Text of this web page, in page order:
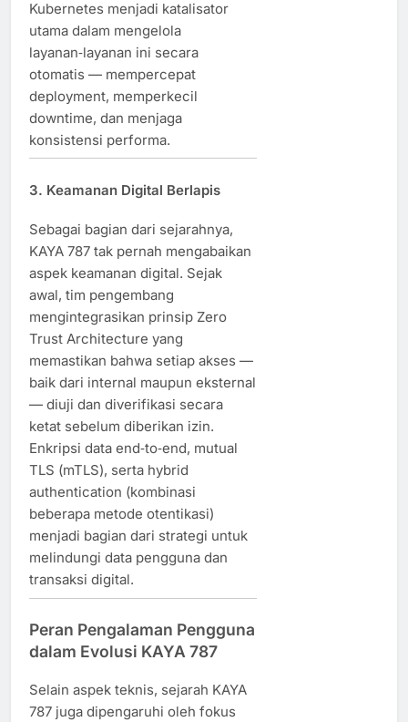
Kubernetes menjadi katalisator
utama dalam mengelola
layanan‑layanan ini secara
otomatis — mempercepat
deployment, memperkecil
downtime, dan menjaga
konsistensi performa.
3. Keamanan Digital Berlapis
Sebagai bagian dari sejarahnya,
KAYA 787 tak pernah mengabaikan
aspek keamanan digital. Sejak
awal, tim pengembang
mengintegrasikan prinsip Zero
Trust Architecture yang
memastikan bahwa setiap akses —
baik dari internal maupun eksternal
— diuji dan diverifikasi secara
ketat sebelum diberikan izin.
Enkripsi data end‑to‑end, mutual
TLS (mTLS), serta hybrid
authentication (kombinasi
beberapa metode otentikasi)
menjadi bagian dari strategi untuk
melindungi data pengguna dan
transaksi digital.
Peran Pengalaman Pengguna
dalam Evolusi KAYA 787
Selain aspek teknis, sejarah KAYA
787 juga dipengaruhi oleh fokus